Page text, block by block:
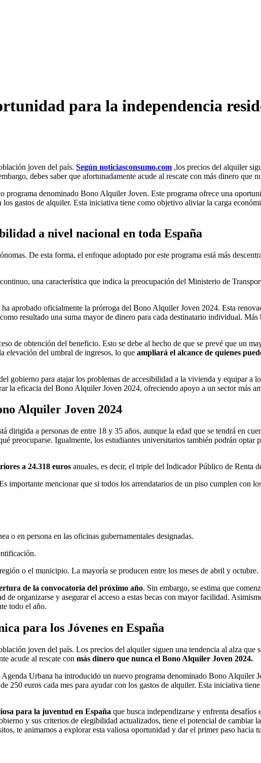
para la independencia
joven del país. Según noticiasconsumo.com ,los precios del alquiler
debes saber que afortunadamente acude al rescate con más dinero que
denominado Bono Alquiler Joven. Este programa ofrece una
gastos de alquiler. Esta iniciativa tiene como objetivo aliviar la carga
a nivel nacional en toda España
De esta forma, el enfoque adoptado por este programa está más
una característica que indica la preocupación del Ministerio de
aprobado oficialmente la prórroga del Bono Alquiler Joven 2024. Esta
resultado una suma mayor de dinero para cada destinatario individual.
de obtención del beneficio. Esto se debe al hecho de que se prevé que un
elevación del umbral de ingresos, lo que ampliará el alcance de quienes
gobierno para atajar los problemas de accesibilidad a la vivienda y equipar a
la eficacia del Bono Alquiler Joven 2024, ofreciendo apoyo a un sector más
Alquiler Joven 2024
a personas de entre 18 y 35 años, aunque la edad que se tendrá en
preocuparse. Igualmente, los estudiantes universitarios también podrán optar
a 24.318 euros anuales, es decir, el triple del Indicador Público de Renta
mencionar que si todos los arrendatarios de un piso cumplen con
o en persona en las oficinas gubernamentales designadas.
o el municipio. La mayoría se producen entre los meses de abril y octubre.
de la convocatoria del próximo año. Sin embargo, se estima que
organizarse y asegurar el acceso a estas becas con mayor facilidad.
todo el año.
para los Jóvenes en España
joven del país. Los precios del alquiler siguen una tendencia al alza que
acude al rescate con más dinero que nunca el Bono Alquiler Joven 2024.
Urbana ha introducido un nuevo programa denominado Bono Alquiler
250 euros cada mes para ayudar con los gastos de alquiler. Esta iniciativa
para la juventud en España que busca independizarse y enfrenta
y sus criterios de elegibilidad actualizados, tiene el potencial de cambiar
te animamos a explorar esta valiosa oportunidad y dar el primer paso